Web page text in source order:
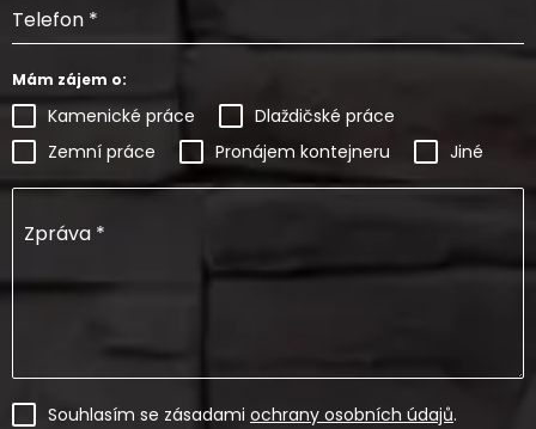
Telefon *
Mám zájem o:
Kamenické práce
Dlaždičské práce
Zemní práce
Pronájem kontejneru Jiné
Zpráva *
Souhlasím se zásadami ochrany osobních údajů.